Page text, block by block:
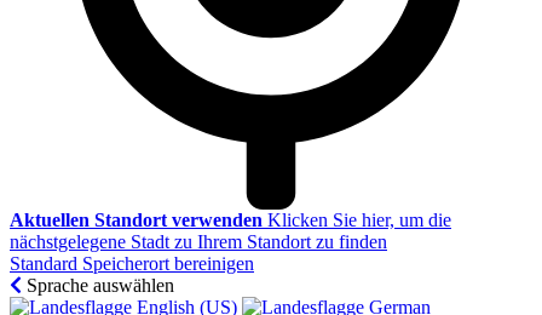
Aktuellen Standort verwenden Klicken Sie hier, um die
nächstgelegene Stadt zu Ihrem Standort zu finden
Standard Speicherort bereinigen
Sprache auswählen
English (US)‎
German‎